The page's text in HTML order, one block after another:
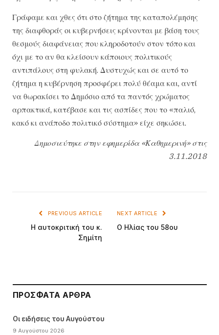
Γράφαμε και χθες ότι στο ζήτημα της καταπολέμησης
της διαφθοράς οι κυβερνήσεις κρίνονται με βάση τους
θεσμούς διαφάνειας που κληροδοτούν στον τόπο και
όχι με το αν θα κλείσουν κάποιους πολιτικούς
αντιπάλους στη φυλακή. Δυστυχώς και σε αυτό το
ζήτημα η κυβέρνηση προσφέρει πολύ θέαμα και, αντί
να θωρακίσει το Δημόσιο από τα παντός χρώματος
αρπακτικά, κατέβασε και τις ασπίδες που το «παλιό,
κακό κι ανάποδο πολιτικό σύστημα» είχε σηκώσει.
Δημοσιεύτηκε στην εφημερίδα «Καθημερινή» στις
3.11.2018
PREVIOUS ARTICLE
Η αυτοκριτική του κ.
Σημίτη
NEXT ARTICLE
Ο Ηλίας του 58ου
ΠΡΌΣΦΑΤΑ ΆΡΘΡΑ
Οι ειδήσεις του Αυγούστου
9 Αυγούστου 2026